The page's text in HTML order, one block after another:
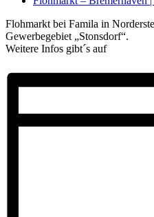
Flohmarkt bei Famila in
Gewerbegebiet „Stonsdorf“.
Weitere Infos gibt´s auf